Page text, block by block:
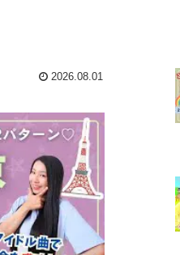
2026.08.01